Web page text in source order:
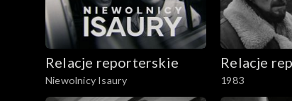
Konferencja prasowa ŁKS-u dotycząca
Relacje reporterskie
Niewolnicy Isaury
Relacje
1983